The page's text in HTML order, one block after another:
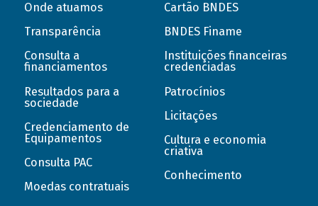
Onde atuamos
Transparência
Consulta a
financiamentos
Resultados para a
sociedade
Credenciamento de
Equipamentos
Consulta PAC
Moedas contratuais
Cartão BNDES
BNDES Finame
Instituições financeiras
credenciadas
Patrocínios
Licitações
Cultura e economia
criativa
Conhecimento